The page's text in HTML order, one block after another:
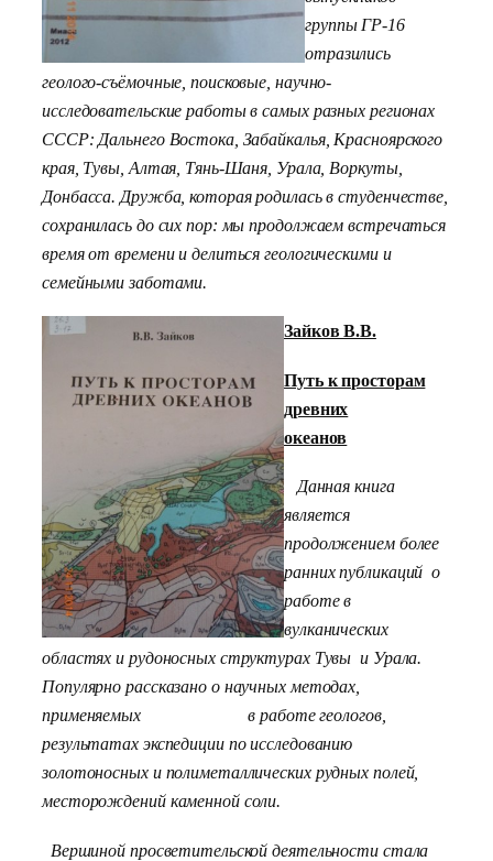
группы ГР-16
отразились
геолого-съёмочные, поисковые, научно-
исследовательские работы в самых разных регионах
СССР: Дальнего Востока, Забайкалья, Красноярского
края, Тувы, Алтая, Тянь-Шаня, Урала, Воркуты,
Донбасса. Дружба, которая родилась в студенчестве,
сохранилась до сих пор: мы продолжаем встречаться
время от времени и делиться геологическими и
семейными заботами.
Зайков В.В.
Путь к просторам
древних
океанов
Данная книга
является
продолжением более
ранних публикаций о
работе в
вулканических
областях и рудоносных структурах Тувы и Урала.
Популярно рассказано о научных методах,
применяемых в работе геологов,
результатах экспедиции по исследованию
золотоносных и полиметаллических рудных полей,
месторождений каменной соли.
Вершиной просветительской деятельности стала